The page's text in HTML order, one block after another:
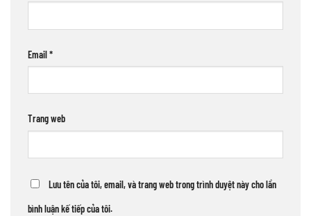
Email*
Trang web
Lưu tên của tôi, email, và trang web trong trình duyệt này cho lần
bình luận kế tiếp của tôi.